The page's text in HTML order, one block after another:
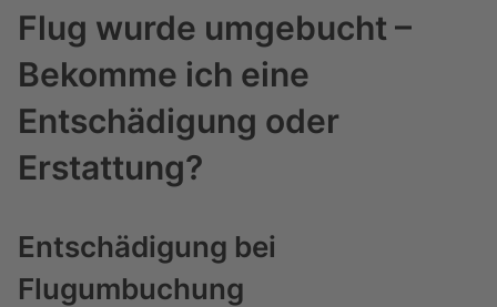
Flug wurde umgebucht –
Bekomme ich eine
Entschädigung oder
Erstattung?
Entschädigung bei
Flugumbuchung